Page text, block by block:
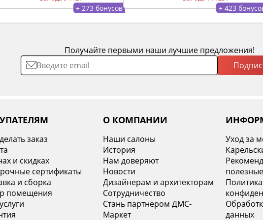
+ 273 бонусов + 423
Получайте первыми наши лучшие предложения!
заказ
и скидках
сертификаты
и сборка
помещения
О КОМПАНИИ
Наши салоны
История
Нам доверяют
Новости
Дизайнерам и архитекторам
Сотрудничество
Стань партнером ДМС-
Маркет
Уход за
Политика
данных